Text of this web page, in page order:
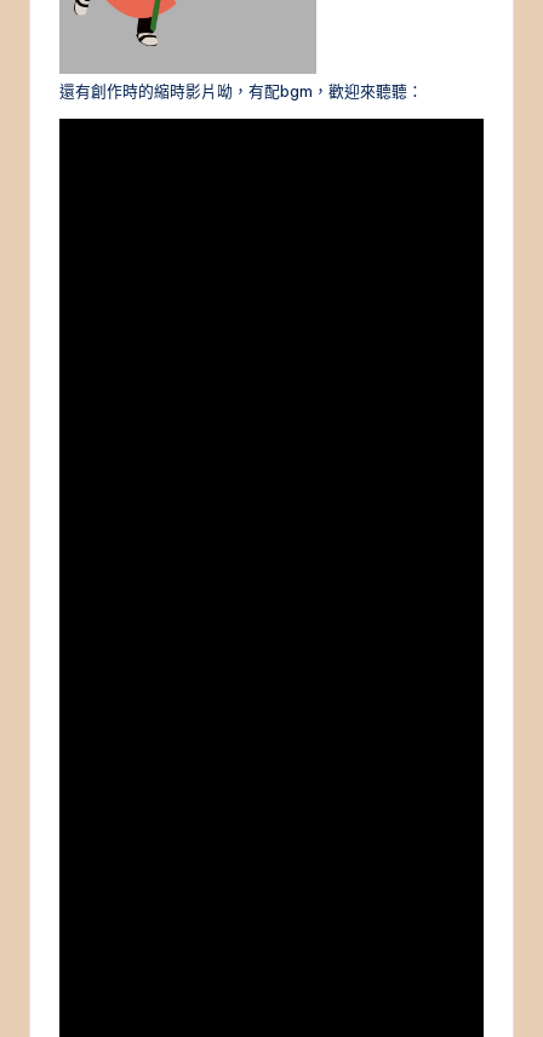
還有創作時的縮時影片呦，有配bgm，歡迎來聽聽：